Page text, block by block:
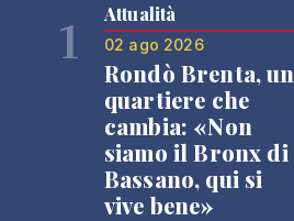
1 Attualità
02 ago 2026
Rondò Brenta, un
quartiere che
cambia: «Non
siamo il Bronx di
Bassano, qui si
vive bene»